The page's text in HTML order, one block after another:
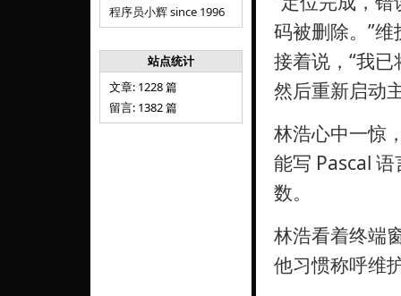
程序员小辉 since 1996
站点统计
文章: 1228 篇
留言: 1382 篇
码被删除。”
接着说，“我
然后重新启动
林浩心中一惊
能写 Pascal
数。
林浩看着终端
他习惯称呼维